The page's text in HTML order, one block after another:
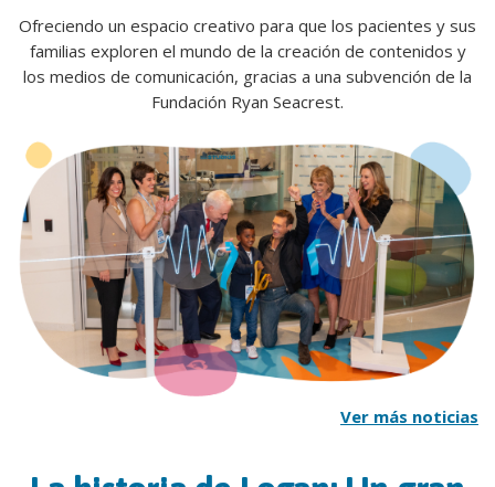
Ofreciendo un espacio creativo para que los pacientes y sus
familias exploren el mundo de la creación de contenidos y
los medios de comunicación, gracias a una subvención de la
Fundación Ryan Seacrest.
Ver más noticias